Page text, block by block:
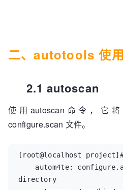
二、autotools 使
2.1 autoscan
使用autoscan命令，它
configure.scan 文件。
[root@localhost
directory